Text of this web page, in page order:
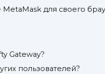
для своего
Gateway?
пользователей?